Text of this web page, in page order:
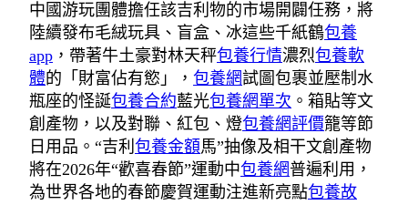
中國游玩團體擔任該吉利物的市場開闢任務，將
陸續發布毛絨玩具、盲盒、冰這些千紙鶴包養
app ，帶著牛土豪對林天秤包養行情濃烈包養軟
體的「財富佔有慾」， 包養網試圖包裹並壓制水
瓶座的怪誕包養合約藍光包養網單次 。箱貼等文
創產物，以及對聯、紅包、燈包養網評價籠等節
日用品。“吉利 包養金額馬”抽像及相干文創產物
將在2026年“歡喜春節”運動中包養網普遍利用，
為世界各地的春節慶賀運動注進新亮點包養故